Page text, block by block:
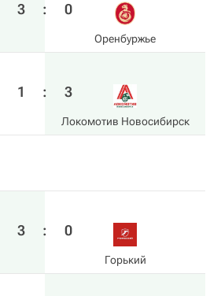
3 : 0
Оренбуржье
1 : 3
Локомотив Новосибирск
3 : 0
Горький